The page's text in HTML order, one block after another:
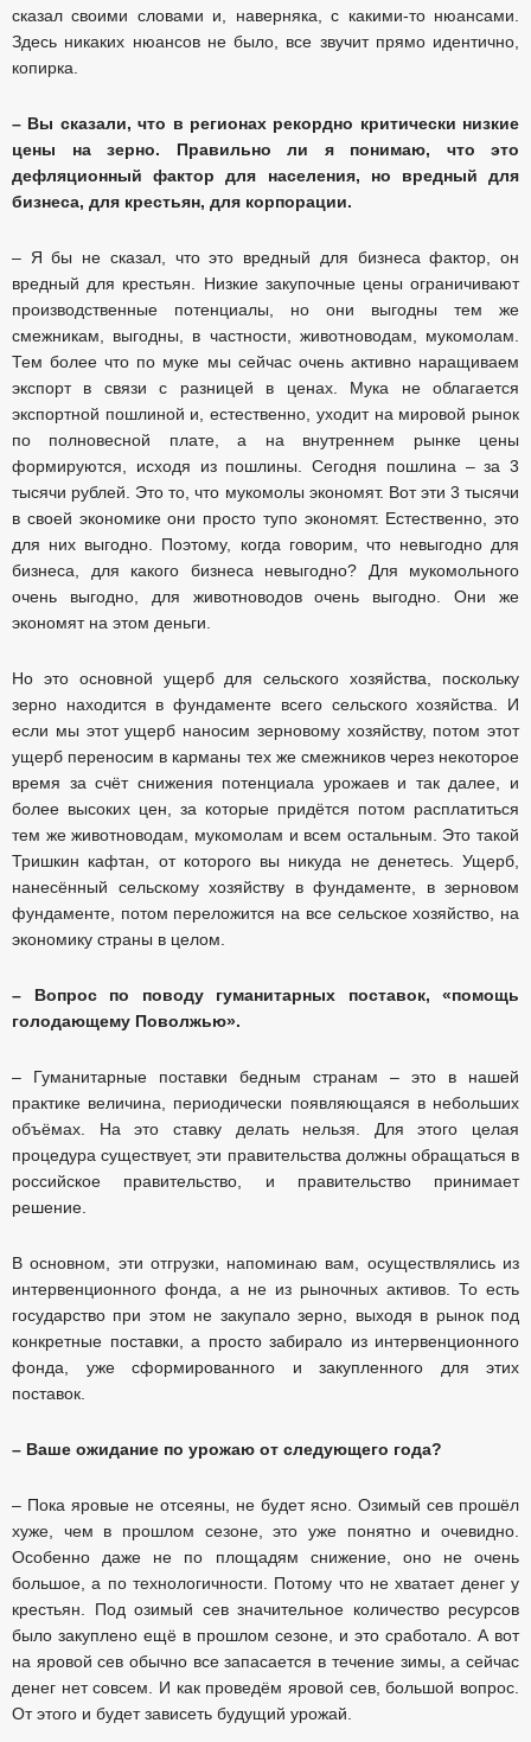
сказал своими словами и, наверняка, с какими-то нюансами.
Здесь никаких нюансов не было, все звучит прямо идентично,
копирка.
– Вы сказали, что в регионах рекордно критически низкие
цены на зерно. Правильно ли я понимаю, что это
дефляционный фактор для населения, но вредный для
бизнеса, для крестьян, для корпорации.
– Я бы не сказал, что это вредный для бизнеса фактор, он
вредный для крестьян. Низкие закупочные цены ограничивают
производственные потенциалы, но они выгодны тем же
смежникам, выгодны, в частности, животноводам, мукомолам.
Тем более что по муке мы сейчас очень активно наращиваем
экспорт в связи с разницей в ценах. Мука не облагается
экспортной пошлиной и, естественно, уходит на мировой рынок
по полновесной плате, а на внутреннем рынке цены
формируются, исходя из пошлины. Сегодня пошлина – за 3
тысячи рублей. Это то, что мукомолы экономят. Вот эти 3 тысячи
в своей экономике они просто тупо экономят. Естественно, это
для них выгодно. Поэтому, когда говорим, что невыгодно для
бизнеса, для какого бизнеса невыгодно? Для мукомольного
очень выгодно, для животноводов очень выгодно. Они же
экономят на этом деньги.
Но это основной ущерб для сельского хозяйства, поскольку
зерно находится в фундаменте всего сельского хозяйства. И
если мы этот ущерб наносим зерновому хозяйству, потом этот
ущерб переносим в карманы тех же смежников через некоторое
время за счёт снижения потенциала урожаев и так далее, и
более высоких цен, за которые придётся потом расплатиться
тем же животноводам, мукомолам и всем остальным. Это такой
Тришкин кафтан, от которого вы никуда не денетесь. Ущерб,
нанесённый сельскому хозяйству в фундаменте, в зерновом
фундаменте, потом переложится на все сельское хозяйство, на
экономику страны в целом.
– Вопрос по поводу гуманитарных поставок, «помощь
голодающему Поволжью».
– Гуманитарные поставки бедным странам – это в нашей
практике величина, периодически появляющаяся в небольших
объёмах. На это ставку делать нельзя. Для этого целая
процедура существует, эти правительства должны обращаться в
российское правительство, и правительство принимает
решение.
В основном, эти отгрузки, напоминаю вам, осуществлялись из
интервенционного фонда, а не из рыночных активов. То есть
государство при этом не закупало зерно, выходя в рынок под
конкретные поставки, а просто забирало из интервенционного
фонда, уже сформированного и закупленного для этих
поставок.
– Ваше ожидание по урожаю от следующего года?
– Пока яровые не отсеяны, не будет ясно. Озимый сев прошёл
хуже, чем в прошлом сезоне, это уже понятно и очевидно.
Особенно даже не по площадям снижение, оно не очень
большое, а по технологичности. Потому что не хватает денег у
крестьян. Под озимый сев значительное количество ресурсов
было закуплено ещё в прошлом сезоне, и это сработало. А вот
на яровой сев обычно все запасается в течение зимы, а сейчас
денег нет совсем. И как проведём яровой сев, большой вопрос.
От этого и будет зависеть будущий урожай.